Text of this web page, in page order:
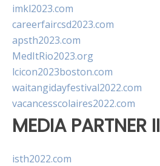
imkl2023.com
careerfaircsd2023.com
apsth2023.com
MedItRio2023.org
lcicon2023boston.com
waitangidayfestival2022.com
vacancesscolaires2022.com
MEDIA PARTNER II
isth2022.com